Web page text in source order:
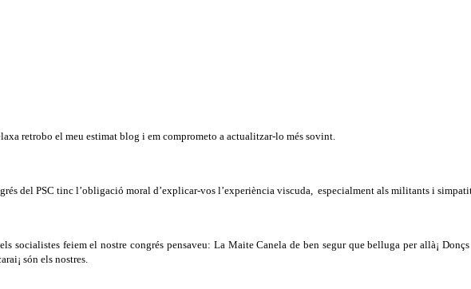
retrobo el meu estimat blog i em comprometo a actualitzar-lo més sovint.
del PSC tinc l’obligació moral d’explicar-vos l’experiència viscuda, especialment als militants i
socialistes feiem el nostre congrés pensaveu: La Maite Canela de ben segur que belluga per allà¡
són els nostres.